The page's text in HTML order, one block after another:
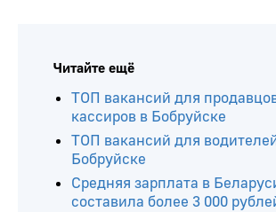
Читайте ещё
ТОП вакансий для
кассиров в Бобруйске
ТОП вакансий для
Бобруйске
Средняя зарплата в
составила более 3 000